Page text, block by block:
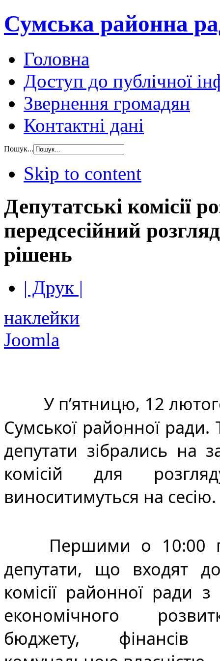
Сумська районна
Головна
Доступ до публічної
Звернення громадян
Контактні дані
Пошук...
Skip to content
Депутатські комісії
передсесійний
рішень
| Друк |
наклейки
Joomla
У п’ятницю, 12
Сумської районної
депутати зібрались на
комісій для
виноситимуться на сесію.
Першими о 10:00
депутати, що входят до
комісії районної ради
економічного
бюджету, фінансів